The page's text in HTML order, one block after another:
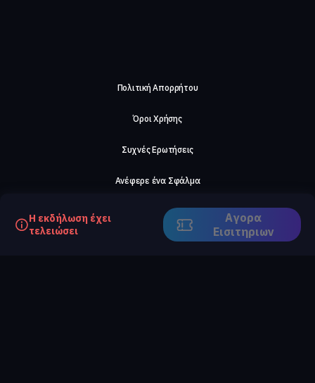
Η εκδήλωση έχει
τελειώσει
Αγορα
Eισιτηριων
Πολιτική Απορρήτου
Όροι Χρήσης
Συχνές Ερωτήσεις
Ανέφερε ένα Σφάλμα
Σχετικά με μας
Careers